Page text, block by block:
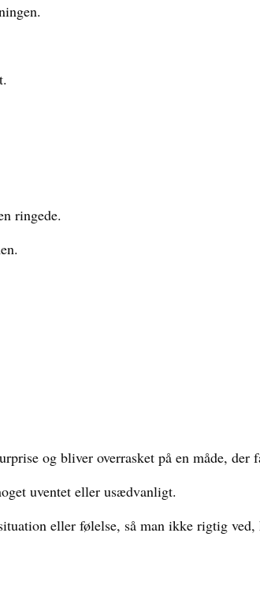
ringede.
og bliver overrasket på en måde, der
uventet eller usædvanligt.
eller følelse, så man ikke rigtig ved,